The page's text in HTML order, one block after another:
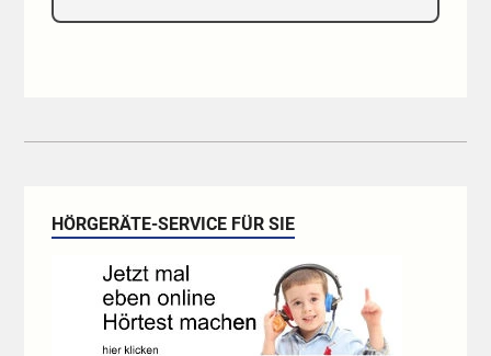
HÖRGERÄTE-SERVICE FÜR SIE